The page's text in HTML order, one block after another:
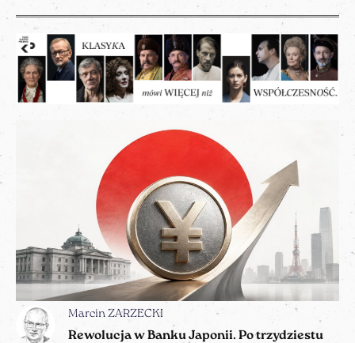
Marcin ZARZECKI
Rewolucja w Banku Japonii. Po trzydziestu